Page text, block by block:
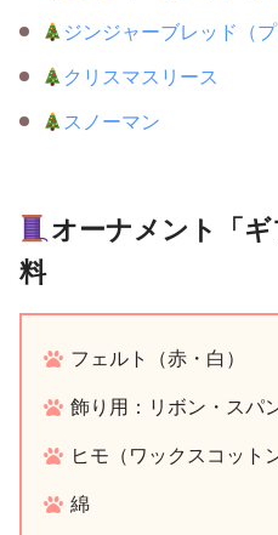
ジンジャーブレッド（プ
クリスマスリース
スノーマン
オーナメント「
料
フェルト（赤・白）
飾り用：リボン・スパ
ヒモ（ワックスコット
綿